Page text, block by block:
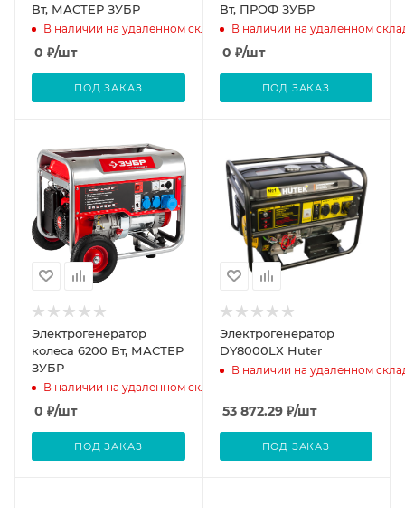
Вт, МАСТЕР ЗУБР
В наличии на удаленном складе
0 ₽/шт
ПОД ЗАКАЗ
Вт, ПРОФ ЗУБР
В наличии на удаленном
0 ₽/шт
ПОД ЗАКАЗ
Электрогенератор
колеса 6200 Вт, МАСТЕР
ЗУБР
В наличии на удаленном складе
0 ₽/шт
ПОД ЗАКАЗ
Электрогенератор
DY8000LX Huter
В наличии на удаленном
53 872.29₽/шт
ПОД ЗАКАЗ